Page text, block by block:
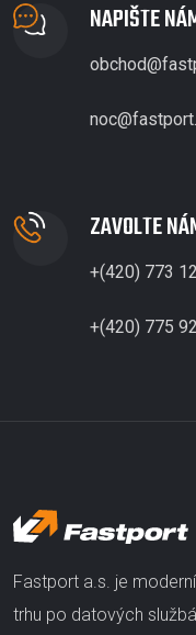
NAPIŠTE
ZAVOLTE
+(420) 773
+(420) 775
Fastport a.s. je
trhu po datových